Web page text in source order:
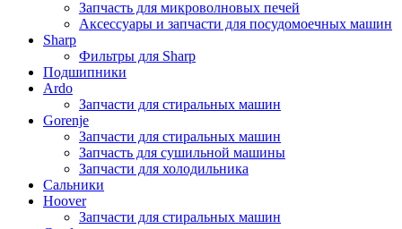
Запчасть для микроволновых печей
Аксессуары и запчасти для посудомоечных машин
Sharp
Фильтры для Sharp
Подшипники
Ardo
Запчасти для стиральных машин
Gorenje
Запчасти для стиральных машин
Запчасть для сушильной машины
Запчасти для холодильника
Сальники
Hoover
Запчасти для стиральных машин